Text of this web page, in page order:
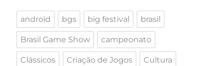
android bgs big festival brasil
Brasil Game Show campeonato
Clássicos Criação de Jogos Cultura